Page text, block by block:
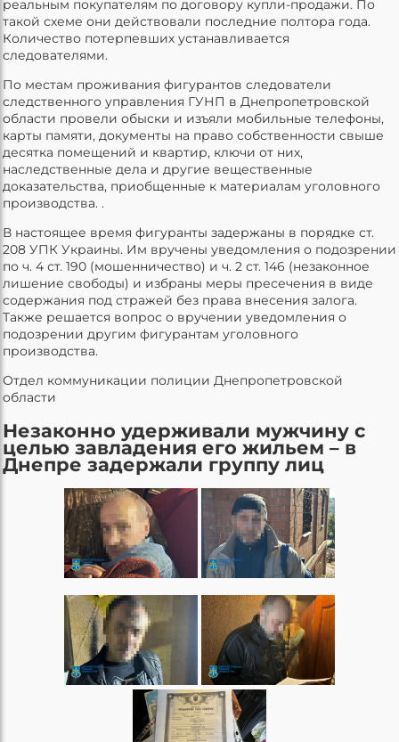
реальным покупателям по договору купли-продажи. По
такой схеме они действовали последние полтора года.
Количество потерпевших устанавливается
следователями.
По местам проживания фигурантов следователи
следственного управления ГУНП в Днепропетровской
области провели обыски и изъяли мобильные телефоны,
карты памяти, документы на право собственности свыше
десятка помещений и квартир, ключи от них,
наследственные дела и другие вещественные
доказательства, приобщенные к материалам уголовного
производства. .
В настоящее время фигуранты задержаны в порядке ст.
208 УПК Украины. Им вручены уведомления о подозрении
по ч. 4 ст. 190 (мошенничество) и ч. 2 ст. 146 (незаконное
лишение свободы) и избраны меры пресечения в виде
содержания под стражей без права внесения залога.
Также решается вопрос о вручении уведомления о
подозрении другим фигурантам уголовного
производства.
Отдел коммуникации полиции Днепропетровской
области
Незаконно удерживали мужчину с
целью завладения его жильем – в
Днепре задержали группу лиц